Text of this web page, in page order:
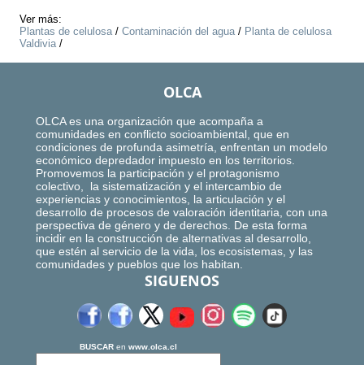
Ver más:
Plantas de celulosa/ Contaminación del agua/ Planta de celulosa
Valdivia/
OLCA
OLCA es una organización que acompaña a
comunidades en conflicto socioambiental, que en
condiciones de profunda asimetría, enfrentan un modelo
económico depredador impuesto en los territorios.
Promovemos la participación y el protagonismo
colectivo, la sistematización y el intercambio de
experiencias y conocimientos, la articulación y el
desarrollo de procesos de valoración identitaria, con una
perspectiva de género y de derechos. De esta forma
incidir en la construcción de alternativas al desarrollo,
que estén al servicio de la vida, los ecosistemas, y las
comunidades y pueblos que los habitan.
SIGUENOS
BUSCAR en www.olca.cl